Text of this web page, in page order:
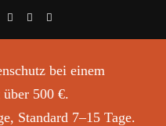
bei einem
500 €.
Standard 7–15 Tage.